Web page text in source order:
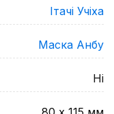
Ітачі Учіха
Маска Анбу
Ні